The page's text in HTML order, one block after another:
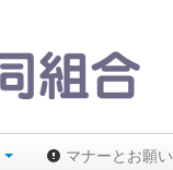
マナーとお願い